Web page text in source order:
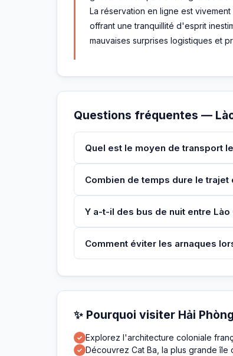
La réservation en ligne est
offrant une tranquillité d'esprit
mauvaises surprises logistiques et
Questions fréquentes —
Quel est le moyen de transport
Combien de temps dure le trajet
Y a-t-il des bus de nuit entre
Comment éviter les arnaques
✨ Pourquoi visiter Hải
✓ Explorez l'architecture coloniale
✓ Découvrez Cat Ba, la plus grande